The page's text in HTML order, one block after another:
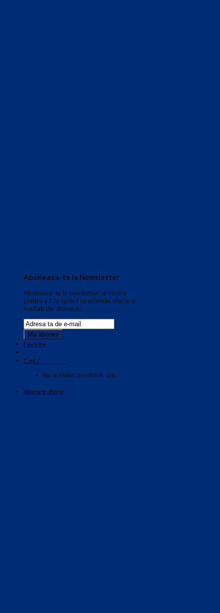
Aboneaza-te la Newsletter
Aboneaza-te la newsletter-ul nostru
pentru a fi la curent cu ultimele oferte si
noutati din domeniu.
Favorite
Coș /
Nu ai niciun produs în coș.
Abonare oferte